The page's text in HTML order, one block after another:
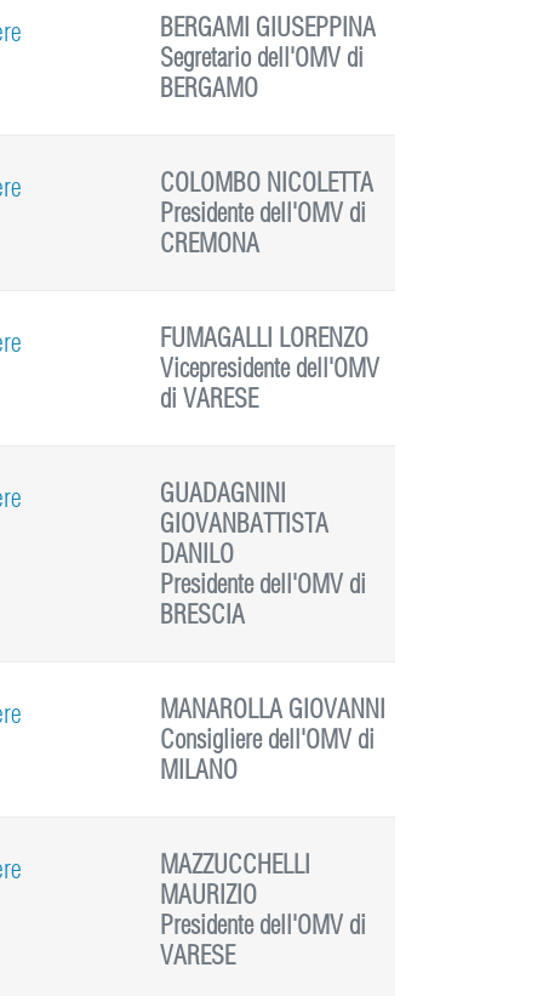
BERGAMI GIUSEPPINA
Segretario dell'OMV di
BERGAMO
COLOMBO NICOLETTA
Presidente dell'OMV di
CREMONA
FUMAGALLI LORENZO
Vicepresidente dell'OMV
di VARESE
GUADAGNINI
GIOVANBATTISTA
DANILO
Presidente dell'OMV di
BRESCIA
MANAROLLA GIOVANNI
Consigliere dell'OMV di
MILANO
MAZZUCCHELLI
MAURIZIO
Presidente dell'OMV di
VARESE